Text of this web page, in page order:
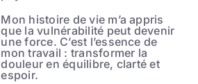
Mon histoire de vie m’a appris
que la vulnérabilité peut devenir
une force. C’est l’essence de
mon travail : transformer la
douleur en équilibre, clarté et
espoir.